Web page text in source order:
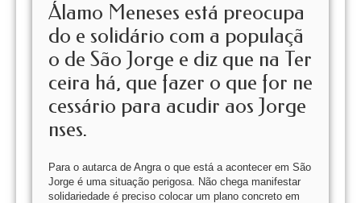
Álamo Meneses está preocupa
do e solidário com a populaçã
o de São Jorge e diz que na Ter
ceira há, que fazer o que for ne
cessário para acudir aos Jorge
nses.
Para o autarca de Angra o que está a acontecer em São
Jorge é uma situação perigosa. Não chega manifestar
solidariedade é preciso colocar um plano concreto em